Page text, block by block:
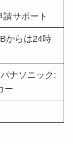
サポート
からは24時
ナソニック:
ー